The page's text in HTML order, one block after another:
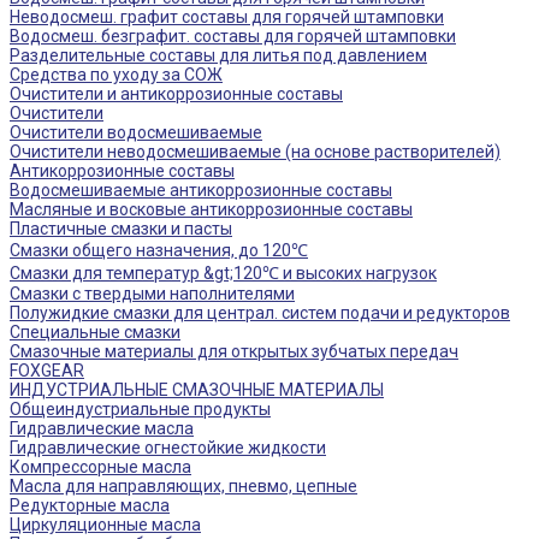
Неводосмеш. графит составы для горячей штамповки
Водосмеш. безграфит. составы для горячей штамповки
Разделительные составы для литья под давлением
Средства по уходу за СОЖ
Очистители и антикоррозионные составы
Очистители
Очистители водосмешиваемые
Очистители неводосмешиваемые (на основе растворителей)
Антикоррозионные составы
Водосмешиваемые антикоррозионные составы
Масляные и восковые антикоррозионные составы
Пластичные смазки и пасты
Смазки общего назначения, до 120℃
Смазки для температур &gt;120℃ и высоких нагрузок
Смазки с твердыми наполнителями
Полужидкие смазки для централ. систем подачи и редукторов
Специальные смазки
Смазочные материалы для открытых зубчатых передач
FOXGEAR
ИНДУСТРИАЛЬНЫЕ СМАЗОЧНЫЕ МАТЕРИАЛЫ
Общеиндустриальные продукты
Гидравлические масла
Гидравлические огнестойкие жидкости
Компрессорные масла
Масла для направляющих, пневмо, цепные
Редукторные масла
Циркуляционные масла